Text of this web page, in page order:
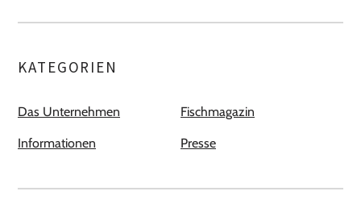
KATEGORIEN
Das Unternehmen Fischmagazin
Informationen Presse